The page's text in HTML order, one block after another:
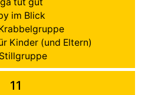
im Blick
Kinder (und Eltern)
11